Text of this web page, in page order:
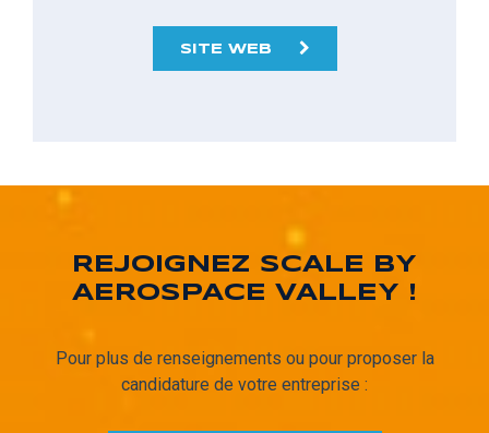
SITE WEB
REJOIGNEZ SCALE BY
AEROSPACE VALLEY !
Pour plus de renseignements ou pour proposer la
candidature de votre entreprise :